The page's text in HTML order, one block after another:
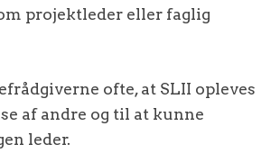
projektleder eller faglig
ofte, at SLII opleves
af andre og til at kunne
leder.